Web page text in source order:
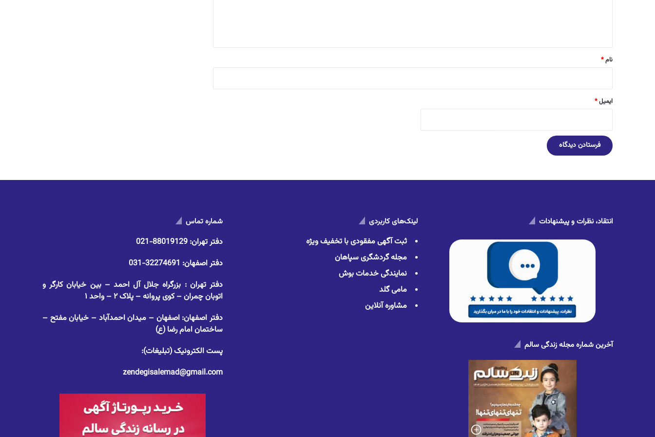
نام*
ایمیل*
انتقاد، نظرات و پیشنهادات
آخرین شماره مجله زندگی سالم
لینک‌های کاربردی
ثبت آگهی مفقودی با تخفیف ویژه
مجله گردشگری سپاهان
نمایندگی خدمات بوش
مامی گلد
مشاوره آنلاین
شماره تماس
دفتر تهران: 88019129-021
دفتر اصفهان: 32274691-031
دفتر تهران : بزرگراه جلال آل احمد – بین خیابان کارگر و
اتوبان چمران – کوی پروانه – پلاک ۲ – واحد ۱
دفتر اصفهان: اصفهان – میدان احمدآباد – خیابان مفتح –
ساختمان امام رضا (ع)
پست الکترونیک (تبلیغات):
zendegisalemad@gmail.com